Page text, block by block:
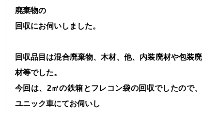
廃棄物の
回収にお伺いしました。
回収品目は混合廃棄物、木材、他、内装廃材や包装廃
材等でした。
今回は、2㎥の鉄箱とフレコン袋の回収でしたので、
ユニック車にてお伺いし